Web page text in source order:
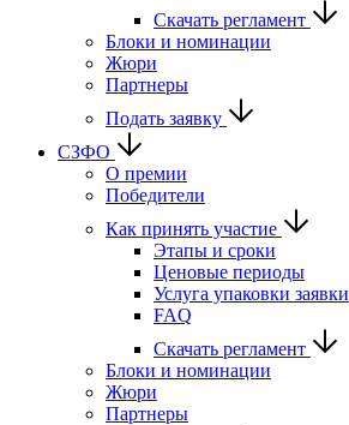
Скачать регламент
Блоки и номинации
Жюри
Партнеры
Подать заявку
СЗФО
О премии
Победители
Как принять участие
Этапы и сроки
Ценовые периоды
Услуга упаковки заявки
FAQ
Скачать регламент
Блоки и номинации
Жюри
Партнеры